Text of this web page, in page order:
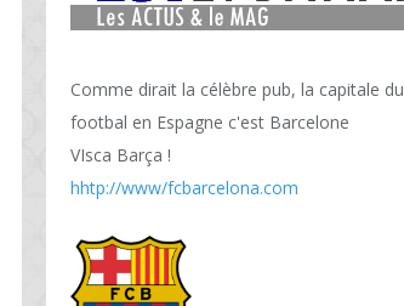
Comme dirait la célèbre pub, la capitale du
footbal en Espagne c'est Barcelone
VIsca Barça !
hhtp://www/fcbarcelona.com